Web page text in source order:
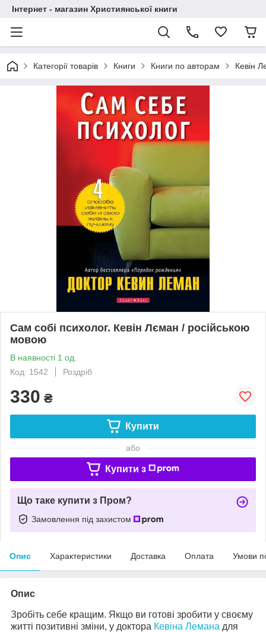
Інтернет - магазин Християнської книги
Категорії товарів Книги Книги по авторам Кевін
Сам собі психолог. Кевін Лєман / російською
мовою
В наявності 1 од.
Код: 1542
Роздріб
330 ₴
Купити
або
Купити з
Що таке купити з Пром?
Замовлення під захистом
Опис Характеристики Доставка Оплата Умови
Опис
Зробіть себе кращим. Якщо ви готові зробити у своєму
житті позитивні зміни, у доктора Кевіна Лемана для